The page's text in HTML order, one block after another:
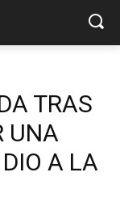
TRAS
UNA
A LA